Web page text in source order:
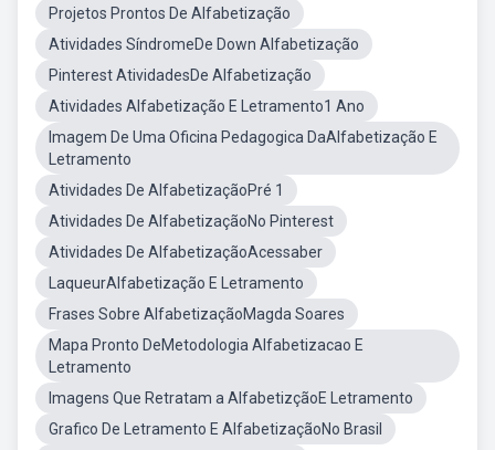
Projetos Prontos De Alfabetização
Atividades SíndromeDe Down Alfabetização
Pinterest AtividadesDe Alfabetização
Atividades Alfabetização E Letramento1 Ano
Imagem De Uma Oficina Pedagogica DaAlfabetização E
Letramento
Atividades De AlfabetizaçãoPré 1
Atividades De AlfabetizaçãoNo Pinterest
Atividades De AlfabetizaçãoAcessaber
LaqueurAlfabetização E Letramento
Frases Sobre AlfabetizaçãoMagda Soares
Mapa Pronto DeMetodologia Alfabetizacao E
Letramento
Imagens Que Retratam a AlfabetizçãoE Letramento
Grafico De Letramento E AlfabetizaçãoNo Brasil